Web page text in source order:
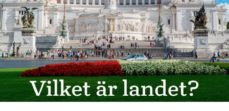
Anmäl till språkpolisen
Föreslå nyord
Annonsera
Prenumerera
Läs Språktidningen digitalt
Press